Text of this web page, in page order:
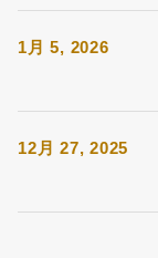
1月 5, 2026
12月 27, 2025